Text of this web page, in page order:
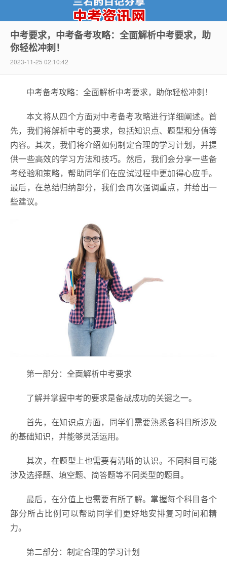
中考资讯网
中考要求，中考备考攻略：全面解析中考要求，助
你轻松冲刺！
2023-11-25 02:10:42
中考备考攻略：全面解析中考要求，助你轻松冲刺！
本文将从四个方面对中考备考攻略进行详细阐述。首
先，我们将解析中考的要求，包括知识点、题型和分值等
内容。其次，我们将介绍如何制定合理的学习计划，并提
供一些高效的学习方法和技巧。然后，我们会分享一些备
考经验和策略，帮助同学们在应试过程中更加得心应手。
最后，在总结归纳部分，我们会再次强调重点，并给出一
些建议。
第一部分：全面解析中考要求
了解并掌握中考的要求是备战成功的关键之一。
首先，在知识点方面，同学们需要熟悉各科目所涉及
的基础知识，并能够灵活运用。
其次，在题型上也需要有清晰的认识。不同科目可能
涉及选择题、填空题、简答题等不同类型的题目。
最后，在分值上也需要有所了解。掌握每个科目各个
部分所占比例可以帮助同学们更好地安排复习时间和精
力。
第二部分：制定合理的学习计划